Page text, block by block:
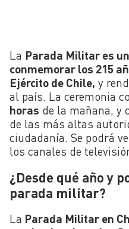
La Parada Militar es
conmemorar los 215
Ejército de Chile, y
al país. La ceremonia
horas de la mañana, y
de las más altas
ciudadanía. Se podrá
los canales de
¿Desde qué año y
parada militar?
La Parada Militar en